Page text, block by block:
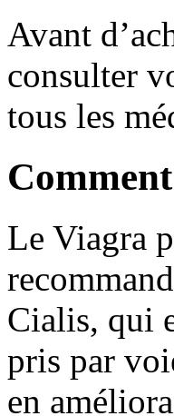
Avant
consulter
tous les
Le Viagra
Cialis, qui
pris par
en